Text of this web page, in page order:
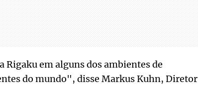
Rigaku em alguns dos ambientes de
do mundo", disse Markus Kuhn, Diretor